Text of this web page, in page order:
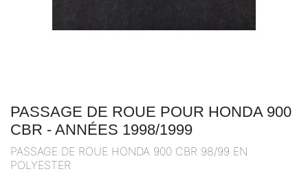
PASSAGE DE ROUE POUR HONDA 900
CBR - ANNÉES 1998/1999
PASSAGE DE ROUE HONDA 900 CBR 98/99 EN
POLYESTER